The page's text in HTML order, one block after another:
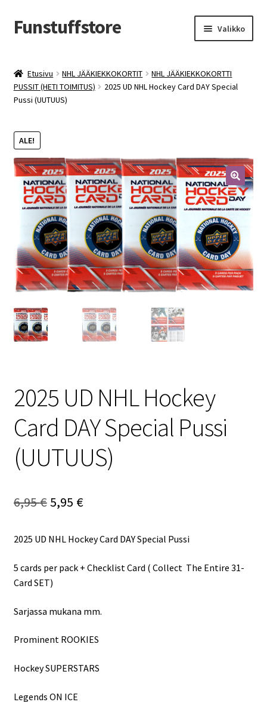
Siirry
navigointiin
Siirry
sisältöön
Funstuffstore Valikko
Etusivu NHL JÄÄKIEKKOKORTIT
NHL JÄÄKIEKKOKORTTI
PUSSIT (HETI TOIMITUS)
2025 UD NHL Hockey Card DAY Special
Pussi (UUTUUS)
ALE!
🔍
2025 UD NHL Hockey
Card DAY Special Pussi
(UUTUUS)
6,95€Alkuperäinen
oli:
6,95 €.
5,95 €Nykyinen
on:
5,95 €.
2025 UD NHL Hockey Card DAY Special Pussi
5 cards per pack + Checklist Card ( Collect The Entire 31-
Card SET)
Sarjassa mukana mm.
Prominent ROOKIES
Hockey SUPERSTARS
Legends ON ICE